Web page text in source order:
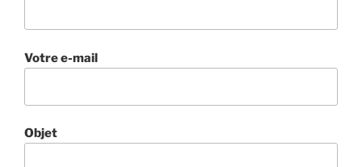
Votre e-mail
Objet